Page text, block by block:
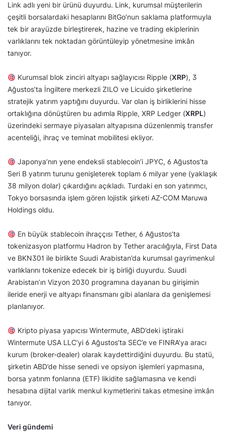
Link adlı yeni bir ürünü duyurdu. Link, kurumsal müşterilerin
çeşitli borsalardaki hesaplarını BitGo’nun saklama platformuyla
tek bir arayüzde birleştirerek, hazine ve trading ekiplerinin
varlıklarını tek noktadan görüntüleyip yönetmesine imkân
tanıyor.
Kurumsal blok zinciri altyapı sağlayıcısı Ripple (XRP), 3
Ağustos’ta İngiltere merkezli ZILO ve Licuido şirketlerine
stratejik yatırım yaptığını duyurdu. Var olan iş birliklerini hisse
ortaklığına dönüştüren bu adımla Ripple, XRP Ledger (XRPL)
üzerindeki sermaye piyasaları altyapısına düzenlenmiş transfer
acenteliği, ihraç ve teminat mobilitesi ekliyor.
Japonya’nın yene endeksli stablecoin’i JPYC, 6 Ağustos’ta
Seri B yatırım turunu genişleterek toplam 6 milyar yene (yaklaşık
38 milyon dolar) çıkardığını açıkladı. Turdaki en son yatırımcı,
Tokyo borsasında işlem gören lojistik şirketi AZ-COM Maruwa
Holdings oldu.
En büyük stablecoin ihraççısı Tether, 6 Ağustos’ta
tokenizasyon platformu Hadron by Tether aracılığıyla, First Data
ve BKN301 ile birlikte Suudi Arabistan’da kurumsal gayrimenkul
varlıklarını tokenize edecek bir iş birliği duyurdu. Suudi
Arabistan’ın Vizyon 2030 programına dayanan bu girişimin
ileride enerji ve altyapı finansmanı gibi alanlara da genişlemesi
planlanıyor.
Kripto piyasa yapıcısı Wintermute, ABD’deki iştiraki
Wintermute USA LLC’yi 6 Ağustos’ta SEC’e ve FINRA’ya aracı
kurum (broker-dealer) olarak kaydettirdiğini duyurdu. Bu statü,
şirketin ABD’de hisse senedi ve opsiyon işlemleri yapmasına,
borsa yatırım fonlarına (ETF) likidite sağlamasına ve kendi
hesabına dijital varlık menkul kıymetlerini takas etmesine imkân
tanıyor.
Veri gündemi